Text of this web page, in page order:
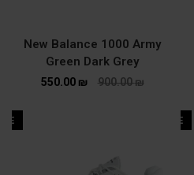
New Balance 1000 Army
Green Dark Grey
900.00₪
550.00 ₪
SALE